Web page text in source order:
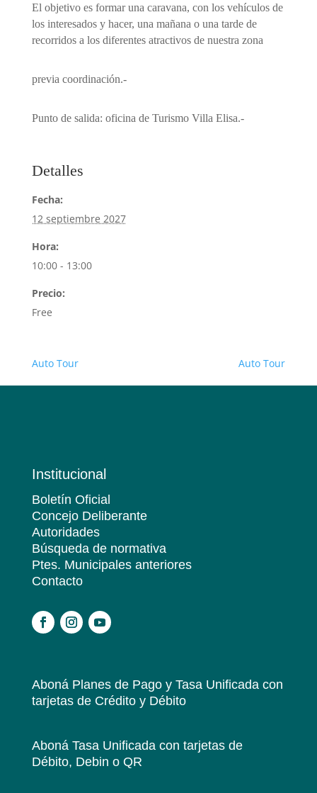
El objetivo es formar una caravana, con los vehículos de
los interesados y hacer, una mañana o una tarde de
recorridos a los diferentes atractivos de nuestra zona
previa coordinación.-
Punto de salida: oficina de Turismo Villa Elisa.-
Detalles
Fecha:
12 septiembre 2027
Hora:
10:00 - 13:00
Precio:
Free
Auto Tour Auto Tour
Institucional
Boletín Oficial
Concejo Deliberante
Autoridades
Búsqueda de normativa
Ptes. Municipales anteriores
Contacto
Aboná Planes de Pago y Tasa Unificadacon
tarjetas de Crédito y Débito
Aboná Tasa Unificadacon tarjetas de
Débito, Debin o QR